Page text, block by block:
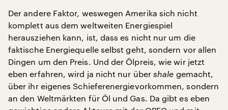
Der andere Faktor, weswegen Amerika sich nicht
komplett aus dem weltweiten Energiespiel
herausziehen kann, ist, dass es nicht nur um die
faktische Energiequelle selbst geht, sondern vor allen
Dingen um den Preis. Und der Ölpreis, wie wir jetzt
eben erfahren, wird ja nicht nur übershale gemacht,
über ihr eigenes Schieferenergievorkommen, sondern
an den Weltmärkten für Öl und Gas. Da gibt es eben